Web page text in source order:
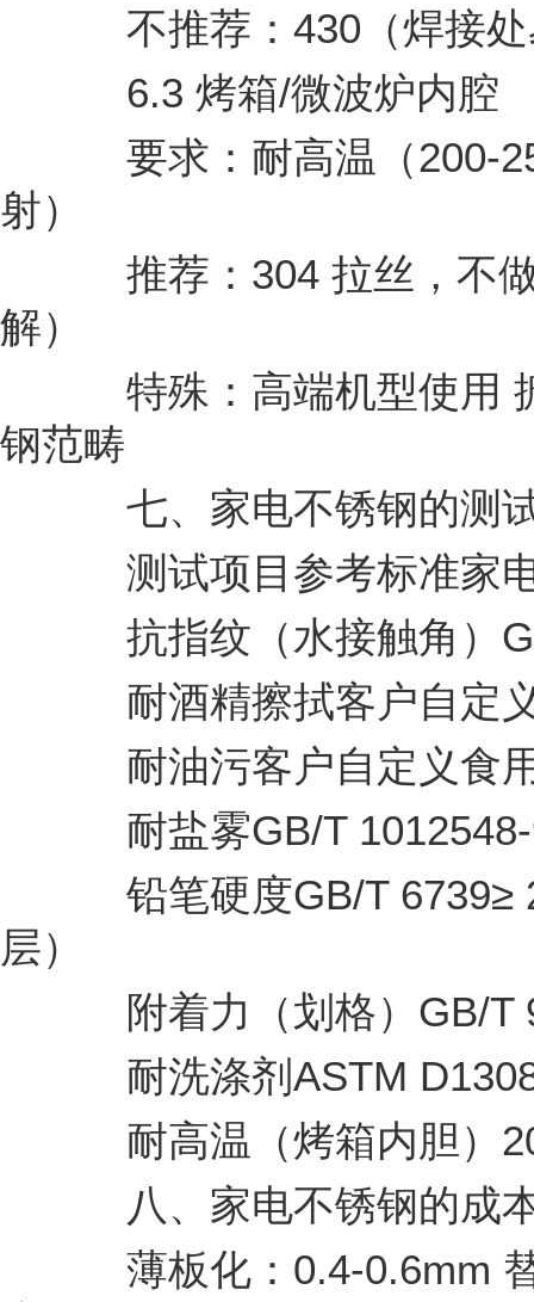
不推荐：430（焊接处
6.3 烤箱/微波炉内腔
要求：耐高温（200-
射）
推荐：304 拉丝，不做
解）
特殊：高端机型使用
钢范畴
七、家电不锈钢的测试
测试项目参考标准家
抗指纹（水接触角）
耐酒精擦拭客户自定义
耐油污客户自定义食用
耐盐雾GB/T 1012548-
铅笔硬度GB/T 6739≥
层）
附着力（划格）GB/T
耐洗涤剂ASTM D1308
耐高温（烤箱内胆）
八、家电不锈钢的成
薄板化：0.4-0.6mm 替